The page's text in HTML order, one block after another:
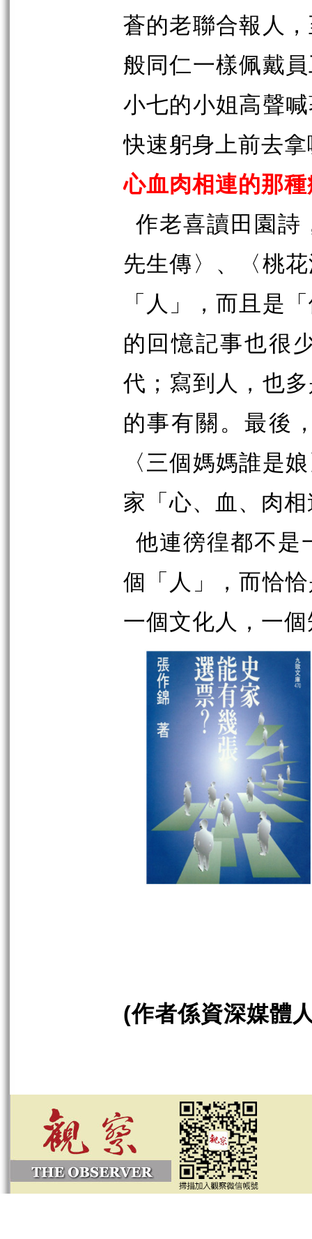
蒼的老聯合報人
般同仁一樣佩戴
小七的小姐高聲
快速躬身上前去
心血肉相連的那
作老喜讀田園詩
先生傳〉、〈桃
「人」，而且是
的回憶記事也很
代；寫到人，也
的事有關。最後
〈三個媽媽誰是
家「心、血、肉
他連徬徨都不是
個「人」，而恰
一個文化人，一
(作者係資深媒體